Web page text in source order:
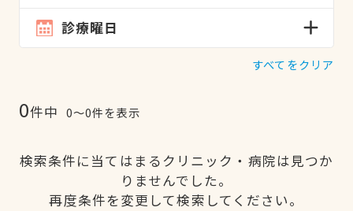
診療曜日
すべてをクリア
0件中 0〜0件を表示
検索条件に当てはまるクリニック・病院は見つか
りませんでした。
再度条件を変更して検索してください。